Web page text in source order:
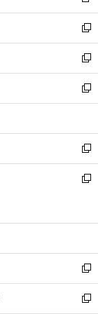
開
く
ウ
で
開
く
ウ
ィ
ン
ド
ウ
で
開
し
い
ウ
ィ
ン
ド
ウ
開
く
新
し
い
ウ
ィ
ン
ウ
で
開
く
新
し
い
ウ
ン
ド
ウ
で
新
し
ウ
ィ
ン
ド
開
新
し
い
ン
ウ
で
開
く
新
ウ
ン
ド
ウ
で
新
し
い
新